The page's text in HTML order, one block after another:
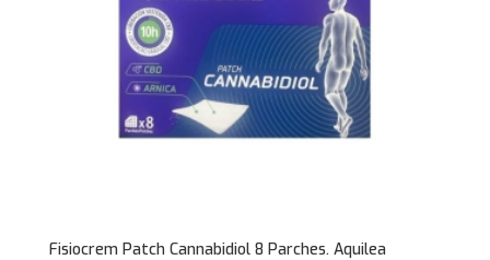
Fisiocrem Patch Cannabidiol 8 Parches. Aquilea